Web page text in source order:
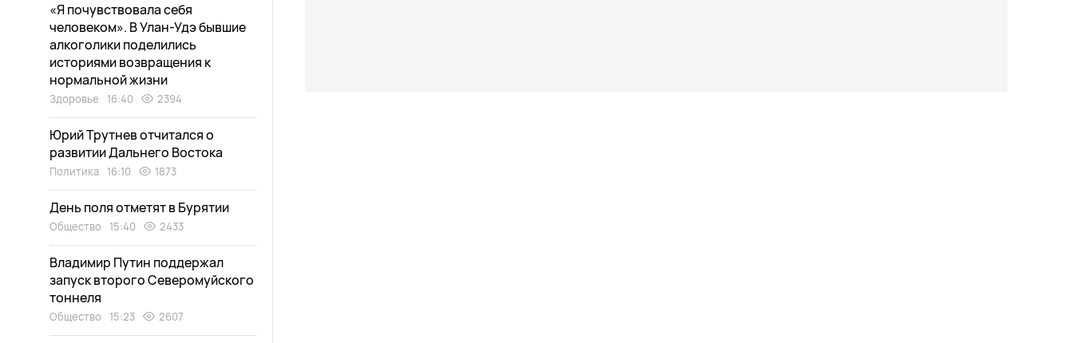
«Я почувствовала себя
человеком». В Улан-Удэ бывшие
алкоголики поделились
историями возвращения к
нормальной жизни
Здоровье 16:40 2394
Юрий Трутнев отчитался о
развитии Дальнего Востока
Политика 16:10 1873
День поля отметят в Бурятии
Общество 15:40 2433
Владимир Путин поддержал
запуск второго Северомуйского
тоннеля
Общество 15:23 2607